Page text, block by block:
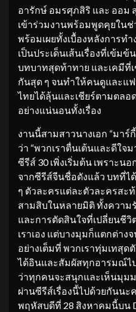
อารักษ์ อมรศุภสิริ และ ออม
เข้าร่วมงานพร้อมพูดคุยใน
พร้อมเผยทั้งเบื้องหลังการท
เป็นประเด็นเส้นเรื่องที่เข้ม
บทบาทสุดท้าทาย และเคมีที่
กันสุด ๆ จนทำให้คนดูและแ
ไทยได้ลุ้นและเชียร์ตามตลอ
อย่างแน่นอนทั้งเรื่อง
งานนี้สามสาวนางเอก “มาร์
ว่า “พวกเราตื่นเต้นและดีใ
ซีรีส์ 30 เพิ่งเริ่มต้น เพราะน
จากซีรีส์จีนชื่อดังแล้ว บทที่ไ
ๆ ตัวละครแต่ละตัวละครสะ
สามสิบในหลายมิติ ทั้งควา
และการตัดสินใจที่เปลี่ยนชีวิ
เราเอง แต่บางมุมก็แตกต่าง
อย่างเต็มที่ พวกเราทุ่มเทสุ
ได้อินและสัมผัสทุกอารมณ์ไ
ว่าทุกคนจะสนุกและเห็นมุม
ผ่านซีรีส์เรื่องนี้ไปด้วยกันนะ
พฤหัสบดีที่ 28 สิงหาคมนี้บน